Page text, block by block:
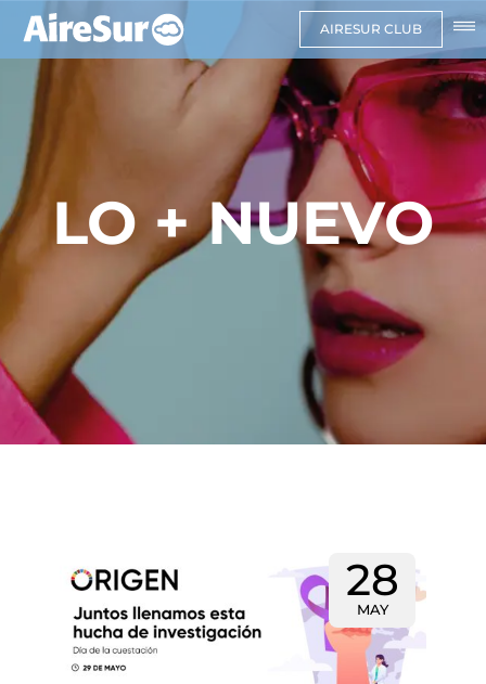
AIRESUR CLUB
LO + NUEVO
28
MAY